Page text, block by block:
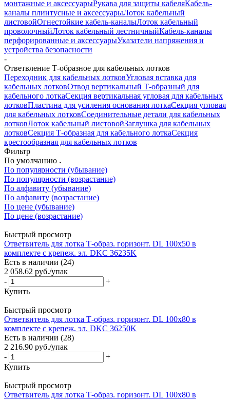
монтажные и аксессуарыРукава для защиты кабеляКабель-
каналы плинтусные и аксессуарыЛоток кабельный
листовойОгнестойкие кабель-каналыЛоток кабельный
проволочныйЛоток кабельный лестничныйКабель-каналы
перфорированные и аксессуарыУказатели напряжения и
устройства безопасности
-
Ответвление Т-образное для кабельных лотков
Переходник для кабельных лотковУгловая вставка для
кабельных лотковОтвод вертикальный Т-образный для
кабельного лоткаСекция вертикальная угловая для кабельных
лотковПластина для усиления основания лоткаСекция угловая
для кабельных лотковСоединительные детали для кабельных
лотковЛоток кабельный листовойЗаглушка для кабельных
лотковСекция Т-образная для кабельного лоткаСекция
крестообразная для кабельных лотков
Фильтр
По умолчанию
По популярности (убывание)
По популярности (возрастание)
По алфавиту (убывание)
По алфавиту (возрастание)
По цене (убывание)
По цене (возрастание)
Быстрый просмотр
Ответвитель для лотка Т-образ. горизонт. DL 100х50 в
комплекте с крепеж. эл. DKC 36235K
Есть в наличии (24)
2 058.62 руб./упак
-
+
Купить
Быстрый просмотр
Ответвитель для лотка Т-образ. горизонт. DL 100х80 в
комплекте с крепеж. эл. DKC 36250K
Есть в наличии (28)
2 216.90 руб./упак
-
+
Купить
Быстрый просмотр
Ответвитель для лотка Т-образ. горизонт. DL 100х80 в